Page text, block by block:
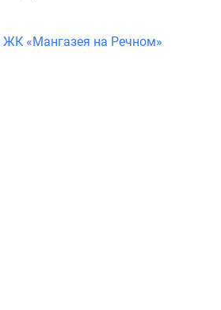
ЖК «Мангазея на Речном»